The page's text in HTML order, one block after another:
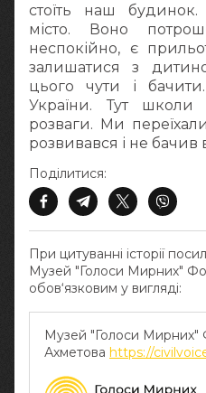
стоїть наш
місто. Воно
неспокійно, є
залишатися з
цього чути і
України. Тут
розваги. Ми
розвивався і не бачив
При цитуванні історії
Музей "Голоси Мирних"
обов‘язковим у вигляді:
Музей "Голоси Мирних"
Ахметова https://
Поділитися: